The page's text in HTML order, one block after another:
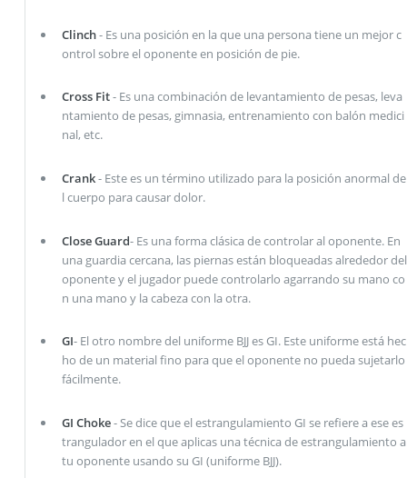
Clinch- Es una posición en la que una persona tiene un mejor c
ontrol sobre el oponente en posición de pie.
Cross Fit- Es una combinación de levantamiento de pesas, leva
ntamiento de pesas, gimnasia, entrenamiento con balón medici
nal, etc.
Crank- Este es un término utilizado para la posición anormal de
l cuerpo para causar dolor.
Close Guard- Es una forma clásica de controlar al oponente. En
una guardia cercana, las piernas están bloqueadas alrededor del
oponente y el jugador puede controlarlo agarrando su mano co
n una mano y la cabeza con la otra.
GI- El otro nombre del uniforme BJJ es GI. Este uniforme está hec
ho de un material fino para que el oponente no pueda sujetarlo
fácilmente.
GI Choke- Se dice que el estrangulamiento GI se refiere a ese es
trangulador en el que aplicas una técnica de estrangulamiento a
tu oponente usando su GI (uniforme BJJ).